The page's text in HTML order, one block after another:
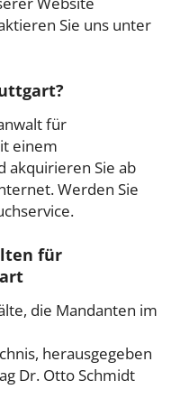
Sie uns unter
für
einem
akquirieren Sie ab
Werden Sie
für
die Mandanten im
herausgegeben
Dr. Otto Schmidt